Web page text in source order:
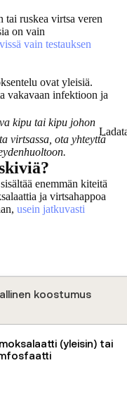
tai ruskea virtsa veren
on vain
vain testauksen
ovat yleisiä.
vakavaan infektioon ja
kipu tai kipu johon
virtsassa, ota yhteyttä
enemmän kiteitä
ja virtsahappoa
usein jatkuvasti
koostumus
(yleisin) tai